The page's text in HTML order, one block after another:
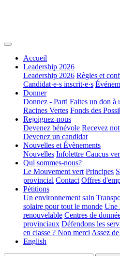
Accueil
Leadership 2026
Leadership 2026 Règles et
Candidat·e·s inscrit·e·s
Donner
Donnez - Parti Faites un don à
Racines Vertes Fonds des
Rejoignez-nous
Devenez bénévole Recevez
Devenez un candidat
Nouvelles et Évènements
Nouvelles Infolettre Caucus
Qui sommes-nous?
Le Mouvement vert Principes
provincial Contact Offres
Pétitions
Un environnement sain
solaire pour tout le monde Une
renouvelable Centres de
provinciaux Défendons les
en classe ? Non merci Assez
English